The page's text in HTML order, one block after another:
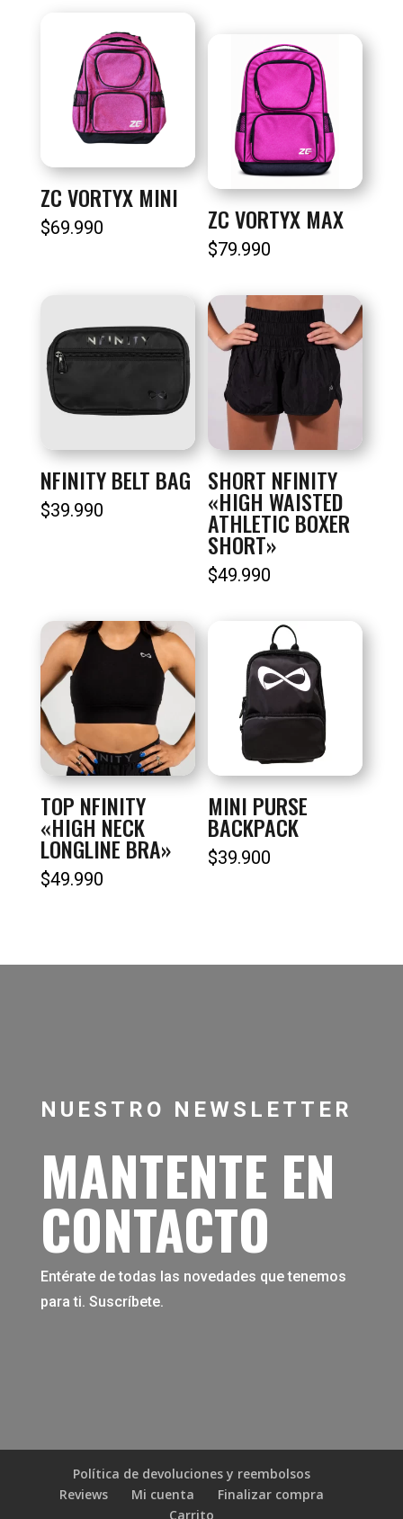
ZC VORTYX MINI
$69.990 ZC VORTYX MAX
$79.990
NFINITY BELT BAG
$39.990
SHORT NFINITY
«HIGH WAISTED
ATHLETIC BOXER
SHORT»
$49.990
TOP NFINITY
«HIGH NECK
LONGLINE BRA»
$49.990
MINI PURSE
BACKPACK
$39.900
NUESTRO NEWSLETTER
MANTENTE EN
CONTACTO
Entérate de todas las novedades que tenemos
para ti. Suscríbete.
Política de devoluciones y reembolsos
Reviews
Mi cuenta
Finalizar compra
Carrito